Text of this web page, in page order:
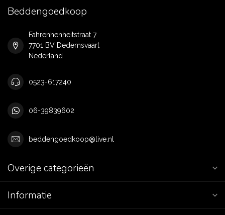
Beddengoedkoop
Fahrenhenheitstraat 7
7701 BV Dedemsvaart
Nederland
0523-617240
06-39839602
beddengoedkoop@live.nl
Overige categorieën
Informatie